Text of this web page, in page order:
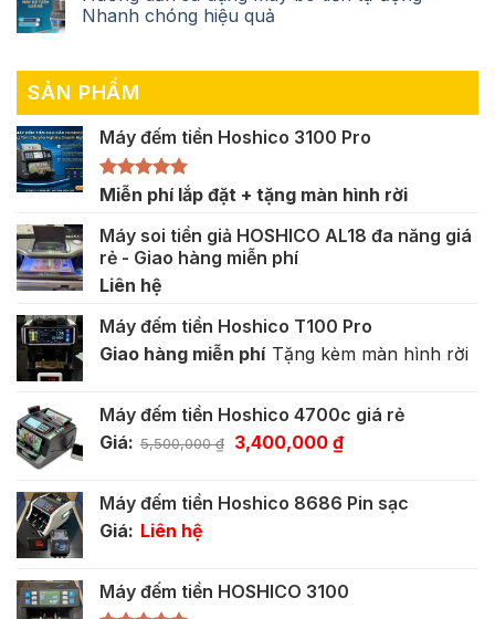
Nhanh chóng hiệu quả
SẢN PHẨM
Máy đếm tiền Hoshico 3100 Pro
Được xếp
5.00
5 sao
Miễn phí lắp đặt + tặng màn hình rời
Máy soi tiền giả HOSHICO AL18 đa năng giá
rẻ - Giao hàng miễn phí
Liên hệ
Máy đếm tiền Hoshico T100 Pro
Giao hàng miễn phí Tặng kèm màn hình rời
Máy đếm tiền Hoshico 4700c giá rẻ
Giá: 5,500,000₫
Giá
5,500,000 ₫.
3,400,000 ₫Giá
là:
Máy đếm tiền Hoshico 8686 Pin sạc
Giá: Liên hệ
Máy đếm tiền HOSHICO 3100